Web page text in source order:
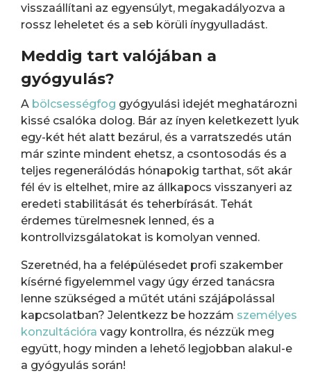
visszaállítani az egyensúlyt, megakadályozva a
rossz leheletet és a seb körüli ínygyulladást.
Meddig tart valójában a
gyógyulás?
A bölcsességfog gyógyulási idejét meghatározni
kissé csalóka dolog. Bár az ínyen keletkezett lyuk
egy-két hét alatt bezárul, és a varratszedés után
már szinte mindent ehetsz, a csontosodás és a
teljes regenerálódás hónapokig tarthat, sőt akár
fél év is eltelhet, mire az állkapocs visszanyeri az
eredeti stabilitását és teherbírását. Tehát
érdemes türelmesnek lenned, és a
kontrollvizsgálatokat is komolyan venned.
Szeretnéd, ha a felépülésedet profi szakember
kísérné figyelemmel vagy úgy érzed tanácsra
lenne szükséged a műtét utáni szájápolással
kapcsolatban? Jelentkezz be hozzám személyes
konzultációra vagy kontrollra, és nézzük meg
együtt, hogy minden a lehető legjobban alakul-e
a gyógyulás során!